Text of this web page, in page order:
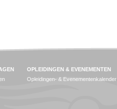
OPLEIDINGEN & EVENEMENTEN
Opleidingen- & Evenementenkalender